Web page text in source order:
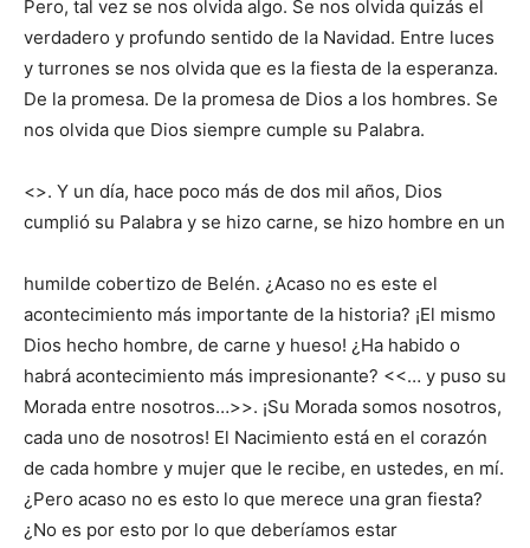
Pero, tal vez se nos olvida algo. Se nos olvida quizás el
verdadero y profundo sentido de la Navidad. Entre luces
y turrones se nos olvida que es la fiesta de la esperanza.
De la promesa. De la promesa de Dios a los hombres. Se
nos olvida que Dios siempre cumple su Palabra.
<>. Y un día, hace poco más de dos mil años, Dios
cumplió su Palabra y se hizo carne, se hizo hombre en un
humilde cobertizo de Belén. ¿Acaso no es este el
acontecimiento más importante de la historia? ¡El mismo
Dios hecho hombre, de carne y hueso! ¿Ha habido o
habrá acontecimiento más impresionante? <<… y puso su
Morada entre nosotros…>>. ¡Su Morada somos nosotros,
cada uno de nosotros! El Nacimiento está en el corazón
de cada hombre y mujer que le recibe, en ustedes, en mí.
¿Pero acaso no es esto lo que merece una gran fiesta?
¿No es por esto por lo que deberíamos estar